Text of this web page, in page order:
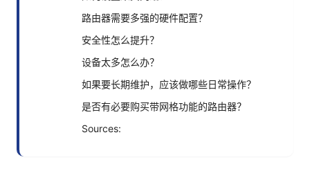
路由器需要多强的硬件配置？
安全性怎么提升？
设备太多怎么办？
如果要长期维护，应该做哪些日常操作？
是否有必要购买带网格功能的路由器？
Sources: